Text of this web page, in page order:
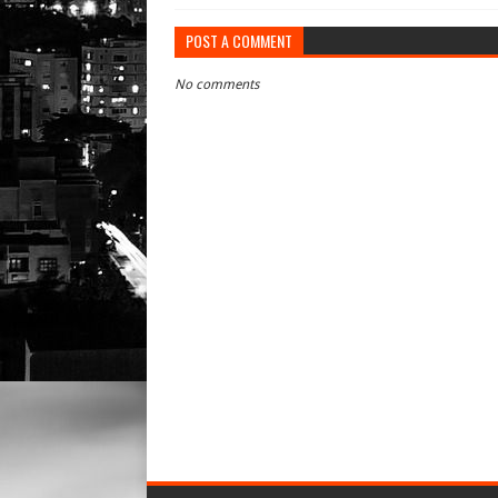
POST A COMMENT
No comments